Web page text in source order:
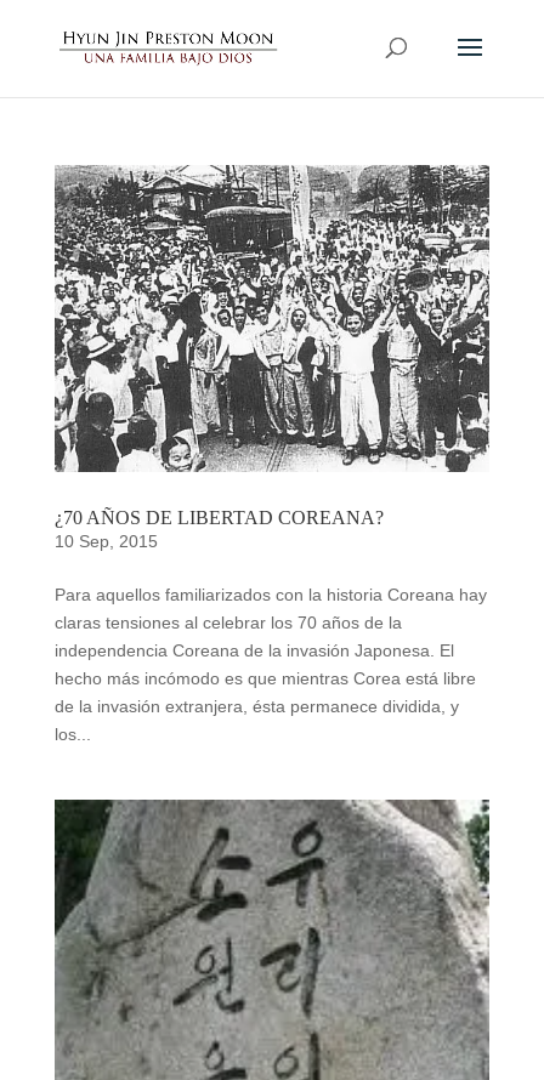
¿70 AÑOS DE LIBERTAD COREANA?
10 Sep, 2015
Para aquellos familiarizados con la historia Coreana hay
claras tensiones al celebrar los 70 años de la
independencia Coreana de la invasión Japonesa. El
hecho más incómodo es que mientras Corea está libre
de la invasión extranjera, ésta permanece dividida, y
los...